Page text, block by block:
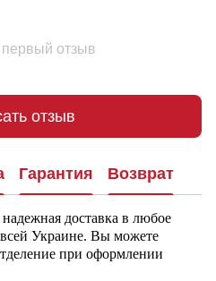
отзыв
отзыв
Гарантия Возврат
доставка в любое
Украине. Вы можете
при оформлении